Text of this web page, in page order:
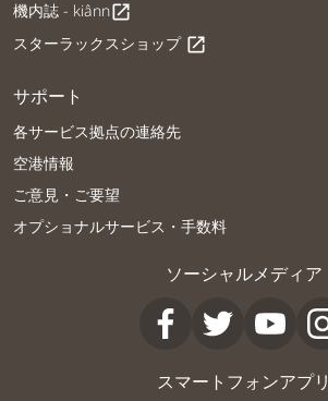
機内誌 - kiânnopen_in_new
スターラックスショップ open_in_new
サポート
各サービス拠点の連絡先
空港情報
ご意見・ご要望
オプショナルサービス・手数料
ソーシャルメディア
スマートフォンアプリ